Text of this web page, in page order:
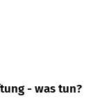
- was tun?